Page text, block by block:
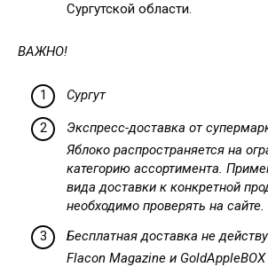
Сургутской области.
ВАЖНО!
Сургут
Экспресс-доставка от
Яблоко распространяется на
категорию ассортимента.
вида доставки к конкретной
необходимо проверять на сайте.
Бесплатная доставка не
Flacon Magazine и GoldAppleBOX